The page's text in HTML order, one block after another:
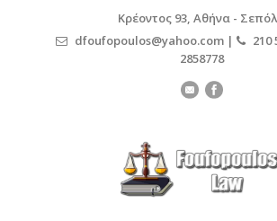
Κρέοντος 93, Αθήνα -
dfoufopoulos@yahoo.com |
210
2858778